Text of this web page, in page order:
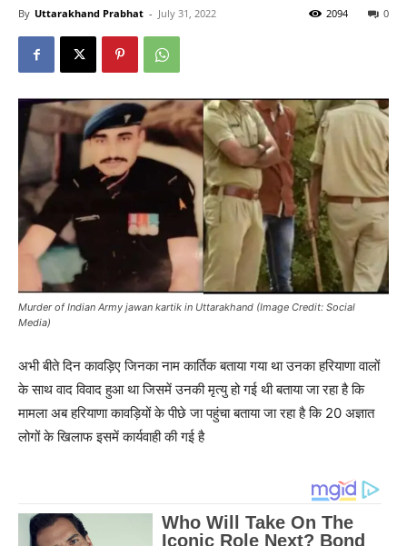
By Uttarakhand Prabhat - July 31, 2022 0
2094
Murder of Indian Army jawan kartik in Uttarakhand (Image Credit: Social
Media)
अभी बीते दिन कावड़िए जिनका नाम कार्तिक बताया गया था उनका हरियाणा वालों
के साथ वाद विवाद हुआ था जिसमें उनकी मृत्यु हो गई थी बताया जा रहा है कि
मामला अब हरियाणा कावड़ियों के पीछे जा पहुंचा बताया जा रहा है कि 20 अज्ञात
लोगों के खिलाफ इसमें कार्यवाही की गई है